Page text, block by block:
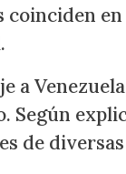
a
Según
de